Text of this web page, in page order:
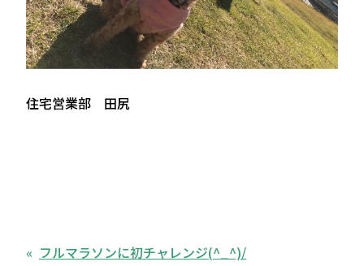
住宅営業部 田尻
フルマラソンに初チャレンジ(^_^)/